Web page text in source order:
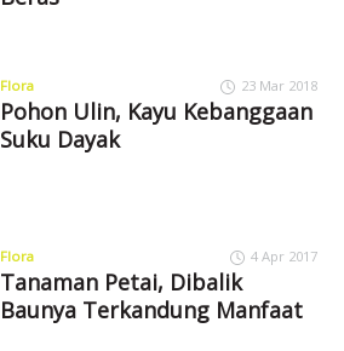
Flora 23 Mar 2018
Pohon Ulin, Kayu Kebanggaan
Suku Dayak
Flora 4 Apr 2017
Tanaman Petai, Dibalik
Baunya Terkandung Manfaat